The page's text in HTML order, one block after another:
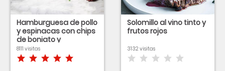
Hamburguesa de pollo
y espinacas con chips
de boniato y
remolacha
8111 visitas
Solomillo al vino tinto y
frutos rojos
3132 visitas